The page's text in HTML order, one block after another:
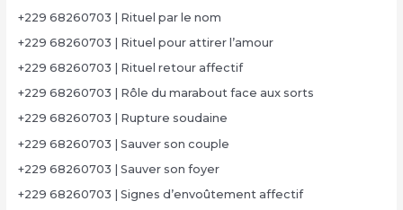
+229 68260703 | Rituel par le nom
+229 68260703 | Rituel pour attirer l’amour
+229 68260703 | Rituel retour affectif
+229 68260703 | Rôle du marabout face aux sorts
+229 68260703 | Rupture soudaine
+229 68260703 | Sauver son couple
+229 68260703 | Sauver son foyer
+229 68260703 | Signes d’envoûtement affectif